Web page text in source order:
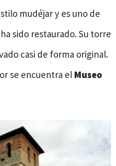
mudéjar y es uno de
sido restaurado. Su torre
casi de forma original.
se encuentra el Museo